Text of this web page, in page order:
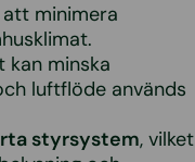
minimera
kan minska
luftflöde används
styrsystem, vilket